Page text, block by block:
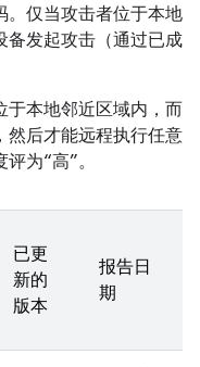
。仅当攻击者位于本地
备发起攻击（通过已成
于本地邻近区域内，而
然后才能远程执行任意
为“高”。
已更
新的
版本
报告日
期